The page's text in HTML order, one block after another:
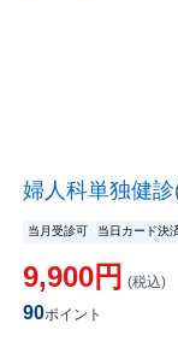
婦人科単独健
当月受診可 当日カード決
9,900円 (税込)
90ポイント